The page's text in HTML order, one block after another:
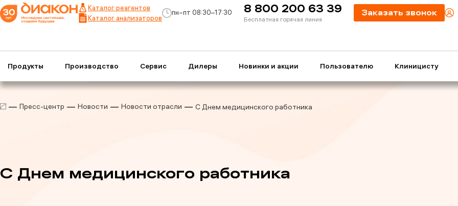
Каталог реагентов
Каталог анализаторов
пн−пт 08:30–17:30 8 800 200 63 39
Бесплатная горячая линия
Заказать звонок
Продукты Производство Сервис Дилеры Новинки и акции Пользователю Клиницисту
Пресс-центр Новости Новости отрасли С Днем медицинского работника
С Днем медицинского работника